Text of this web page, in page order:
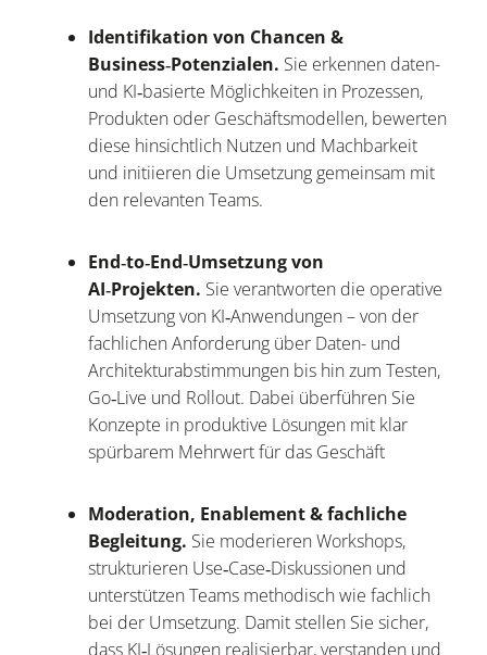
Identifikation von Chancen &
Business‑Potenzialen. Sie erkennen daten-
und KI‑basierte Möglichkeiten in Prozessen,
Produkten oder Geschäftsmodellen, bewerten
diese hinsichtlich Nutzen und Machbarkeit
und initiieren die Umsetzung gemeinsam mit
den relevanten Teams.
End‑to‑End‑Umsetzung von
AI‑Projekten. Sie verantworten die operative
Umsetzung von KI‑Anwendungen – von der
fachlichen Anforderung über Daten- und
Architekturabstimmungen bis hin zum Testen,
Go‑Live und Rollout. Dabei überführen Sie
Konzepte in produktive Lösungen mit klar
spürbarem Mehrwert für das Geschäft
Moderation, Enablement & fachliche
Begleitung. Sie moderieren Workshops,
strukturieren Use‑Case‑Diskussionen und
unterstützen Teams methodisch wie fachlich
bei der Umsetzung. Damit stellen Sie sicher,
dass KI‑Lösungen realisierbar, verstanden und